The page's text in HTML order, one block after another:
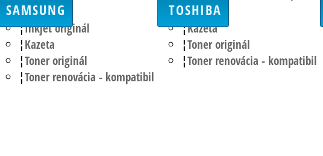
SAMSUNG
Inkjet originál
Kazeta
Toner originál
Toner renovácia - kompatibil
TOSHIBA
Kazeta
Toner originál
Toner renovácia - kompatibil